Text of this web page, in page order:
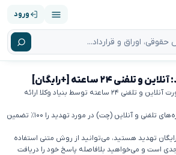
ورود
۲۴ ساعته [+رایگان]
مشاوره حقوقی تهدید به صورت آنلاین و تلفنی ۲۴ ساعته توسط بنیاد وکلا ارائه
بنیاد وکلا کیفیت کلیه مشاوره‌های تلفنی و آنلاین (چت) در مورد تهدید را ۱۰۰٪ تضمین
تهدید هستید، می‌توانید از روش متنی استفاده
است و می‌خواهید بلافاصله پاسخ خود را دریافت